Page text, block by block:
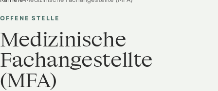
OFFENE STELLE
Medizinische
Fachangestellte
(MFA)